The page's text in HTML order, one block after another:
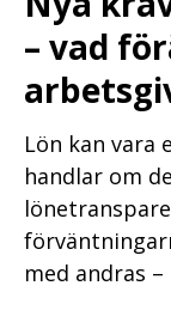
– vad
Lön kan vara
handlar om
med andras